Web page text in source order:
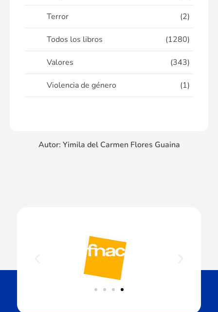
Terror (2)
Todos los libros (1280)
Valores (343)
Violencia de género (1)
Autor: Yimila del Carmen Flores Guaina